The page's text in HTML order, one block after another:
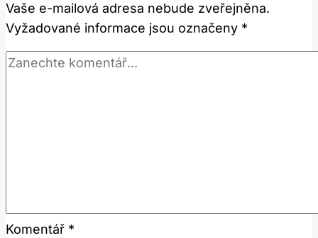
léčby.
Vaše e-mailová adresa nebude zveřejněna.
Vyžadované informace jsou označeny *
Komentář *